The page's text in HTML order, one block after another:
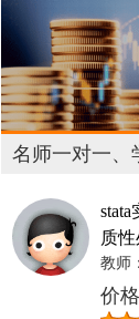
名师一对一、
质
教师
价